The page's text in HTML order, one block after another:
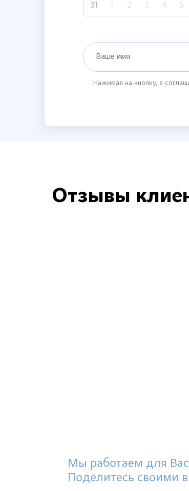
31
1 2 3 4 5
Ваше имя
Нажимая на кнопку, я
Отзывы
Мы работаем для Вас
Поделитесь своими